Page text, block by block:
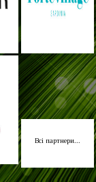
Всі партнери...